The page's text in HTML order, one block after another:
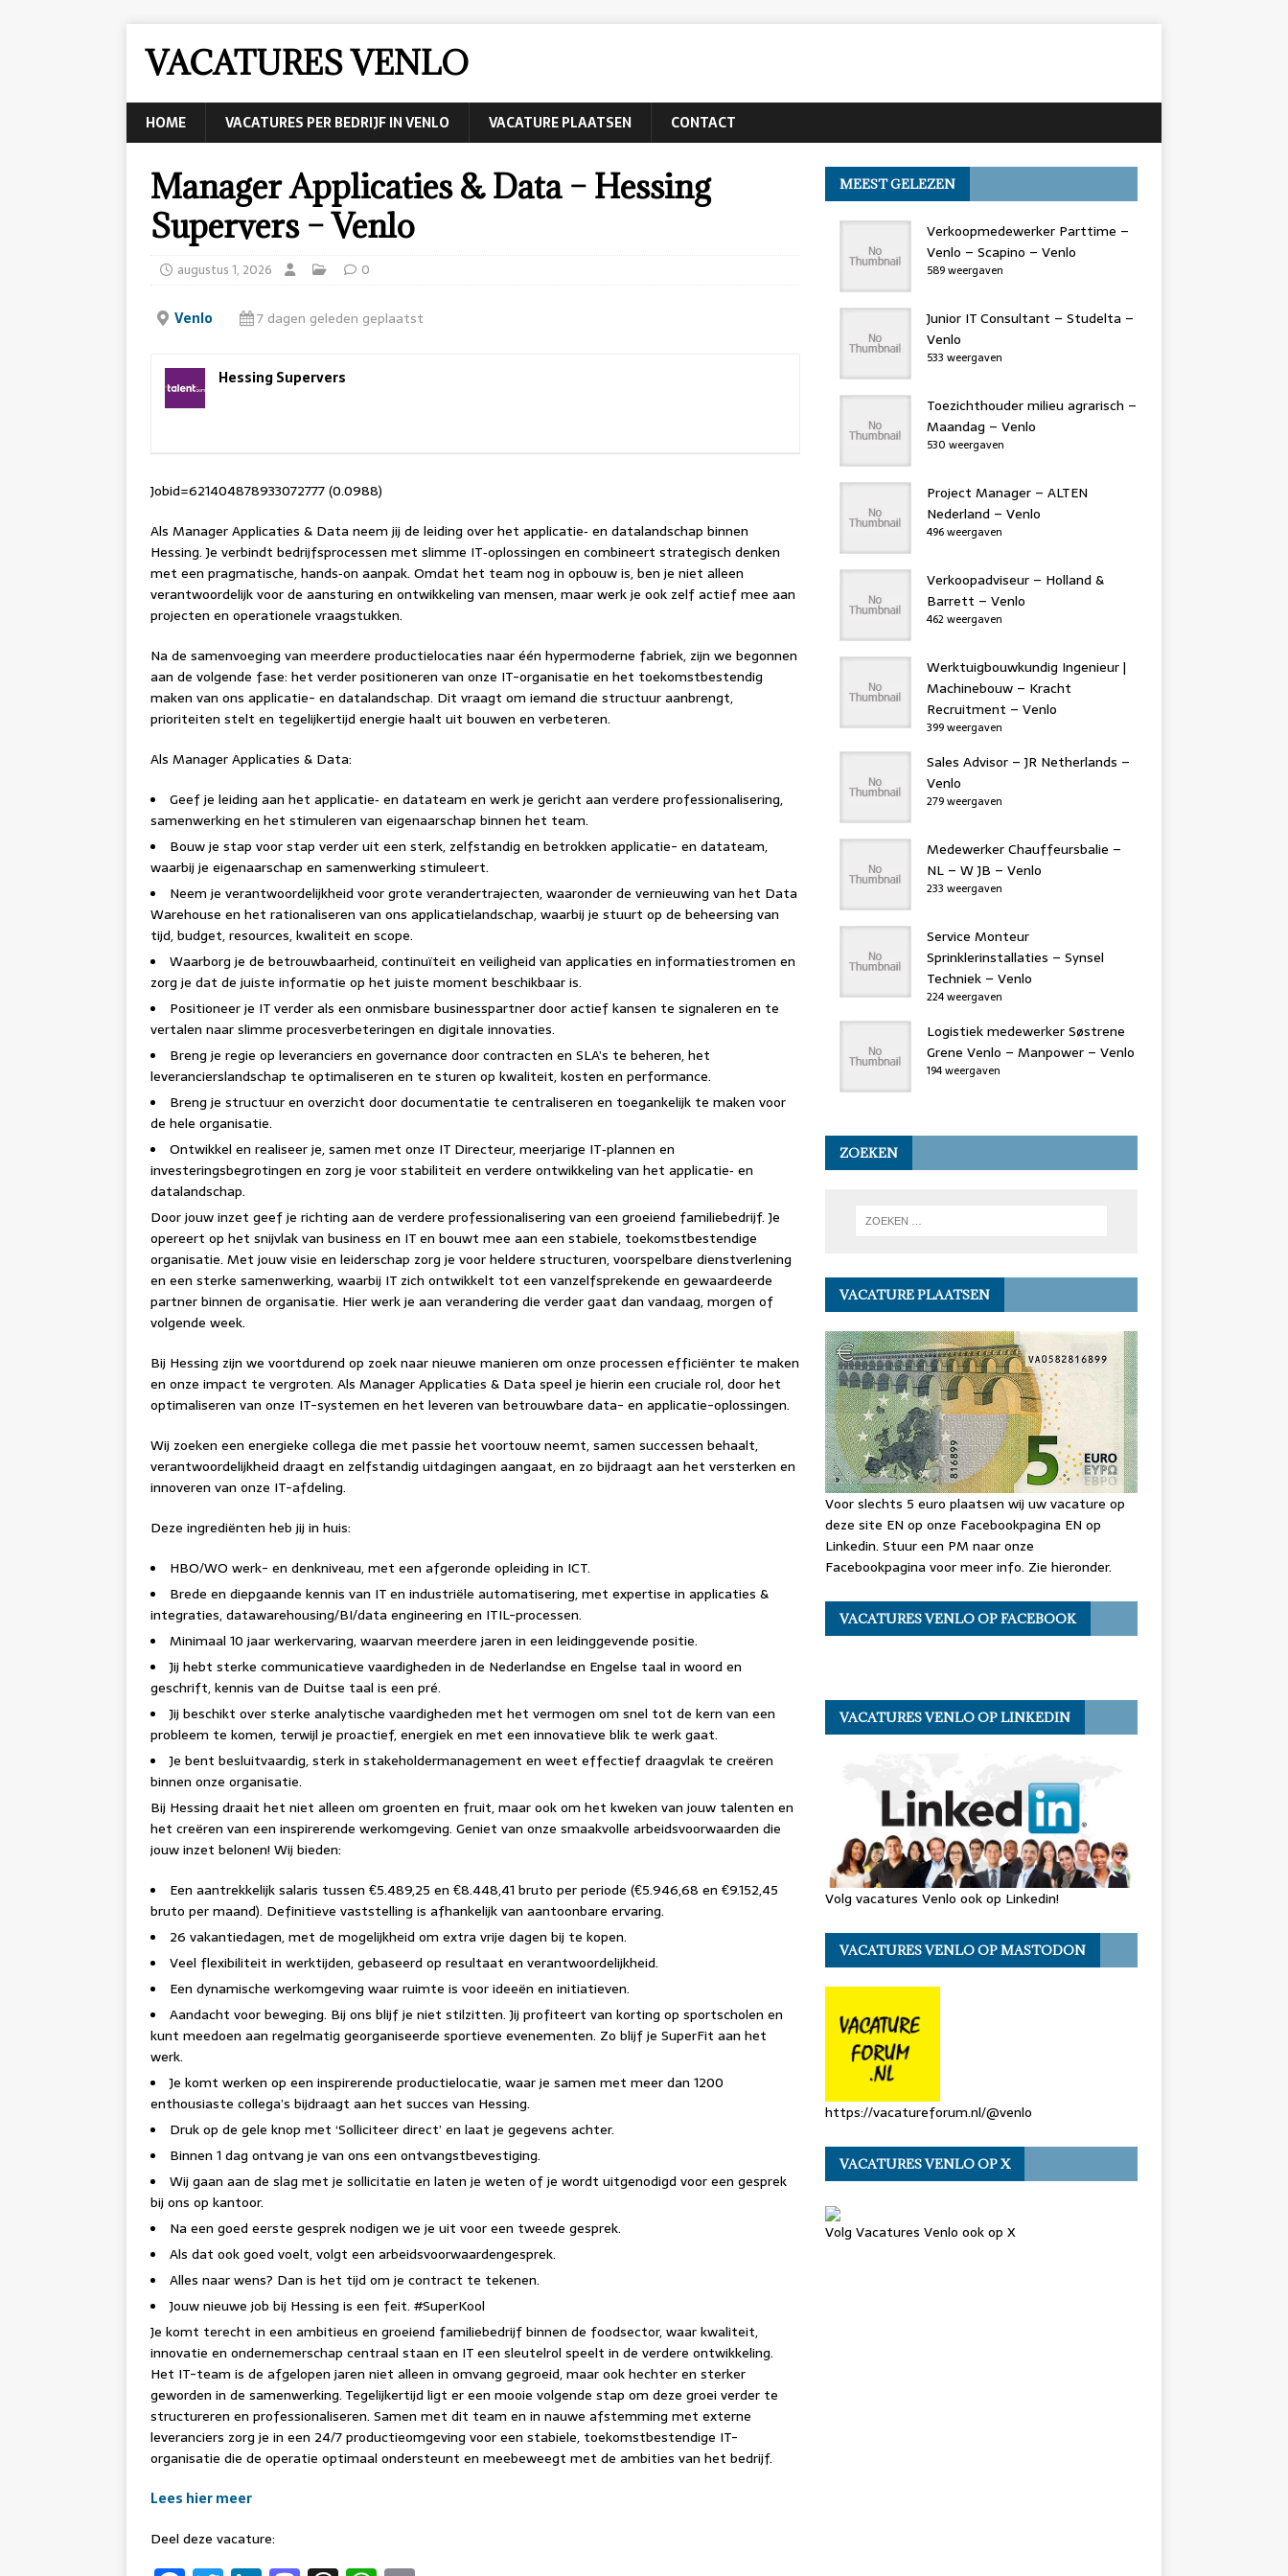
VACATURES VENLO
HOME VACATURES PER BEDRIJF IN VENLO VACATURE PLAATSEN CONTACT
Manager Applicaties & Data – Hessing
Supervers – Venlo
augustus 1, 2026 0
Venlo 7 dagen geleden geplaatst
Hessing Supervers
Jobid=621404878933072777 (0.0988)
Als Manager Applicaties & Data neem jij de leiding over het applicatie‑ en datalandschap binnen
Hessing. Je verbindt bedrijfsprocessen met slimme IT‑oplossingen en combineert strategisch denken
met een pragmatische, hands‑on aanpak. Omdat het team nog in opbouw is, ben je niet alleen
verantwoordelijk voor de aansturing en ontwikkeling van mensen, maar werk je ook zelf actief mee aan
projecten en operationele vraagstukken.
Na de samenvoeging van meerdere productielocaties naar één hypermoderne fabriek, zijn we begonnen
aan de volgende fase: het verder positioneren van onze IT-organisatie en het toekomstbestendig
maken van ons applicatie- en datalandschap. Dit vraagt om iemand die structuur aanbrengt,
prioriteiten stelt en tegelijkertijd energie haalt uit bouwen en verbeteren.
Als Manager Applicaties & Data:
Geef je leiding aan het applicatie‑ en datateam en werk je gericht aan verdere professionalisering,
samenwerking en het stimuleren van eigenaarschap binnen het team.
Bouw je stap voor stap verder uit een sterk, zelfstandig en betrokken applicatie- en datateam,
waarbij je eigenaarschap en samenwerking stimuleert.
Neem je verantwoordelijkheid voor grote verandertrajecten, waaronder de vernieuwing van het Data
Warehouse en het rationaliseren van ons applicatielandschap, waarbij je stuurt op de beheersing van
tijd, budget, resources, kwaliteit en scope.
Waarborg je de betrouwbaarheid, continuïteit en veiligheid van applicaties en informatiestromen en
zorg je dat de juiste informatie op het juiste moment beschikbaar is.
Positioneer je IT verder als een onmisbare businesspartner door actief kansen te signaleren en te
vertalen naar slimme procesverbeteringen en digitale innovaties.
Breng je regie op leveranciers en governance door contracten en SLA’s te beheren, het
leverancierslandschap te optimaliseren en te sturen op kwaliteit, kosten en performance.
Breng je structuur en overzicht door documentatie te centraliseren en toegankelijk te maken voor
de hele organisatie.
Ontwikkel en realiseer je, samen met onze IT Directeur, meerjarige IT‑plannen en
investeringsbegrotingen en zorg je voor stabiliteit en verdere ontwikkeling van het applicatie‑ en
datalandschap.
Door jouw inzet geef je richting aan de verdere professionalisering van een groeiend familiebedrijf. Je
opereert op het snijvlak van business en IT en bouwt mee aan een stabiele, toekomstbestendige
organisatie. Met jouw visie en leiderschap zorg je voor heldere structuren, voorspelbare dienstverlening
en een sterke samenwerking, waarbij IT zich ontwikkelt tot een vanzelfsprekende en gewaardeerde
partner binnen de organisatie. Hier werk je aan verandering die verder gaat dan vandaag, morgen of
volgende week.
Bij Hessing zijn we voortdurend op zoek naar nieuwe manieren om onze processen efficiënter te maken
en onze impact te vergroten. Als Manager Applicaties & Data speel je hierin een cruciale rol, door het
optimaliseren van onze IT-systemen en het leveren van betrouwbare data- en applicatie-oplossingen.
Wij zoeken een energieke collega die met passie het voortouw neemt, samen successen behaalt,
verantwoordelijkheid draagt en zelfstandig uitdagingen aangaat, en zo bijdraagt aan het versterken en
innoveren van onze IT-afdeling.
Deze ingrediënten heb jij in huis:
HBO/WO werk- en denkniveau, met een afgeronde opleiding in ICT.
Brede en diepgaande kennis van IT en industriële automatisering, met expertise in applicaties &
integraties, datawarehousing/BI/data engineering en ITIL-processen.
Minimaal 10 jaar werkervaring, waarvan meerdere jaren in een leidinggevende positie.
Jij hebt sterke communicatieve vaardigheden in de Nederlandse en Engelse taal in woord en
geschrift, kennis van de Duitse taal is een pré.
Jij beschikt over sterke analytische vaardigheden met het vermogen om snel tot de kern van een
probleem te komen, terwijl je proactief, energiek en met een innovatieve blik te werk gaat.
Je bent besluitvaardig, sterk in stakeholdermanagement en weet effectief draagvlak te creëren
binnen onze organisatie.
Bij Hessing draait het niet alleen om groenten en fruit, maar ook om het kweken van jouw talenten en
het creëren van een inspirerende werkomgeving. Geniet van onze smaakvolle arbeidsvoorwaarden die
jouw inzet belonen! Wij bieden:
Een aantrekkelijk salaris tussen €5.489,25 en €8.448,41 bruto per periode (€5.946,68 en €9.152,45
bruto per maand). Definitieve vaststelling is afhankelijk van aantoonbare ervaring.
26 vakantiedagen, met de mogelijkheid om extra vrije dagen bij te kopen.
Veel flexibiliteit in werktijden, gebaseerd op resultaat en verantwoordelijkheid.
Een dynamische werkomgeving waar ruimte is voor ideeën en initiatieven.
Aandacht voor beweging. Bij ons blijf je niet stilzitten. Jij profiteert van korting op sportscholen en
kunt meedoen aan regelmatig georganiseerde sportieve evenementen. Zo blijf je SuperFit aan het
werk.
Je komt werken op een inspirerende productielocatie, waar je samen met meer dan 1200
enthousiaste collega’s bijdraagt aan het succes van Hessing.
Druk op de gele knop met ‘Solliciteer direct’ en laat je gegevens achter.
Binnen 1 dag ontvang je van ons een ontvangstbevestiging.
Wij gaan aan de slag met je sollicitatie en laten je weten of je wordt uitgenodigd voor een gesprek
bij ons op kantoor.
Na een goed eerste gesprek nodigen we je uit voor een tweede gesprek.
Als dat ook goed voelt, volgt een arbeidsvoorwaardengesprek.
Alles naar wens? Dan is het tijd om je contract te tekenen.
Jouw nieuwe job bij Hessing is een feit. #SuperKool
Je komt terecht in een ambitieus en groeiend familiebedrijf binnen de foodsector, waar kwaliteit,
innovatie en ondernemerschap centraal staan en IT een sleutelrol speelt in de verdere ontwikkeling.
Het IT-team is de afgelopen jaren niet alleen in omvang gegroeid, maar ook hechter en sterker
geworden in de samenwerking. Tegelijkertijd ligt er een mooie volgende stap om deze groei verder te
structureren en professionaliseren. Samen met dit team en in nauwe afstemming met externe
leveranciers zorg je in een 24/7 productieomgeving voor een stabiele, toekomstbestendige IT-
organisatie die de operatie optimaal ondersteunt en meebeweegt met de ambities van het bedrijf.
Lees hier meer
Deel deze vacature:
MEEST GELEZEN
Verkoopmedewerker Parttime –
Venlo – Scapino – Venlo
589 weergaven
Junior IT Consultant – Studelta –
Venlo
533 weergaven
Toezichthouder milieu agrarisch –
Maandag – Venlo
530 weergaven
Project Manager – ALTEN
Nederland – Venlo
496 weergaven
Verkoopadviseur – Holland &
Barrett – Venlo
462 weergaven
Werktuigbouwkundig Ingenieur |
Machinebouw – Kracht
Recruitment – Venlo
399 weergaven
Sales Advisor – JR Netherlands –
Venlo
279 weergaven
Medewerker Chauffeursbalie –
NL – W JB – Venlo
233 weergaven
Service Monteur
Sprinklerinstallaties – Synsel
Techniek – Venlo
224 weergaven
Logistiek medewerker Søstrene
Grene Venlo – Manpower – Venlo
194 weergaven
ZOEKEN
VACATURE PLAATSEN
Voor slechts 5 euro plaatsen wij uw vacature op
deze site EN op onze Facebookpagina EN op
Linkedin. Stuur een PM naar onze
Facebookpagina voor meer info. Zie hieronder.
VACATURES VENLO OP FACEBOOK
VACATURES VENLO OP LINKEDIN
Volg vacatures Venlo ook op Linkedin!
VACATURES VENLO OP MASTODON
https://vacatureforum.nl/@venlo
VACATURES VENLO OP X
Volg Vacatures Venlo ook op X